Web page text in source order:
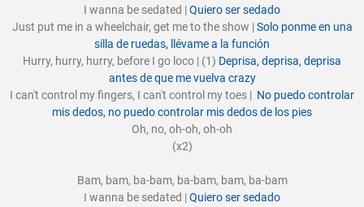
I wanna be sedated |Quiero ser sedado
Just put me in a wheelchair, get me to the show |Solo ponme en una
silla de ruedas, llévame a la función
Hurry, hurry, hurry, before I go loco | (1) Deprisa, deprisa, deprisa
antes de que me vuelva crazy
I can't control my fingers, I can't control my toes | No puedo controlar
mis dedos, no puedo controlar mis dedos de los pies
Oh, no, oh-oh, oh-oh
(x2)
Bam, bam, ba-bam, ba-bam, bam, ba-bam
I wanna be sedated |Quiero ser sedado